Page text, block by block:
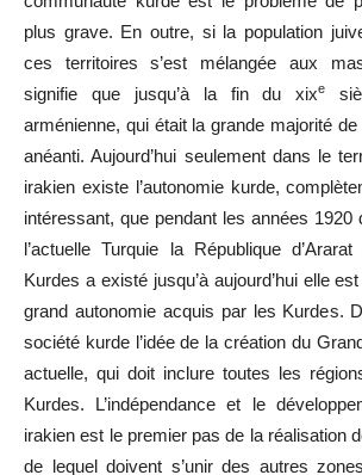
plus grave. En outre, si la population
ces territoires s’est mélangée aux
signifie que jusqu’à la fin duxixe
arménienne, qui était la grande majorité
anéanti. Aujourd’hui seulement dans le
irakien existe l’autonomie kurde,
intéressant, que pendant les années 1920
l’actuelle Turquie la République d’Ararat
Kurdes a existé jusqu’à aujourd’hui elle
grand autonomie acquis par les Kurdes.
société kurde l’idée de la création du
actuelle, qui doit inclure toutes les
Kurdes. L’indépendance et le
irakien est le premier pas de la réalisation
de lequel doivent s’unir des autres